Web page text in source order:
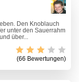
Den Knoblauch
unter den Sauerrahm
über...
(66 Bewertungen)